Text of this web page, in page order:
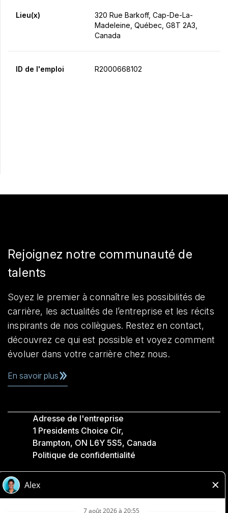
Lieu(x)
320 Rue Barkoff, Cap-De-La-
Madeleine, Québec, G8T 2A3,
Canada
ID de l'emploi R2000668102
Rejoignez notre communauté de
talents
Soyez le premier à connaître les possibilités de
carrière, les actualités de l’entreprise et les récits
inspirants de nos collègues. Restez en contact,
découvrez ce qui est possible et voyez comment
évoluer dans votre carrière chez nous.
En savoir plus
Adresse de l'entreprise
1 Presidents Choice Cir,
Brampton, ON L6Y 5S5, Canada
Politique de confidentialité
Accessibilité